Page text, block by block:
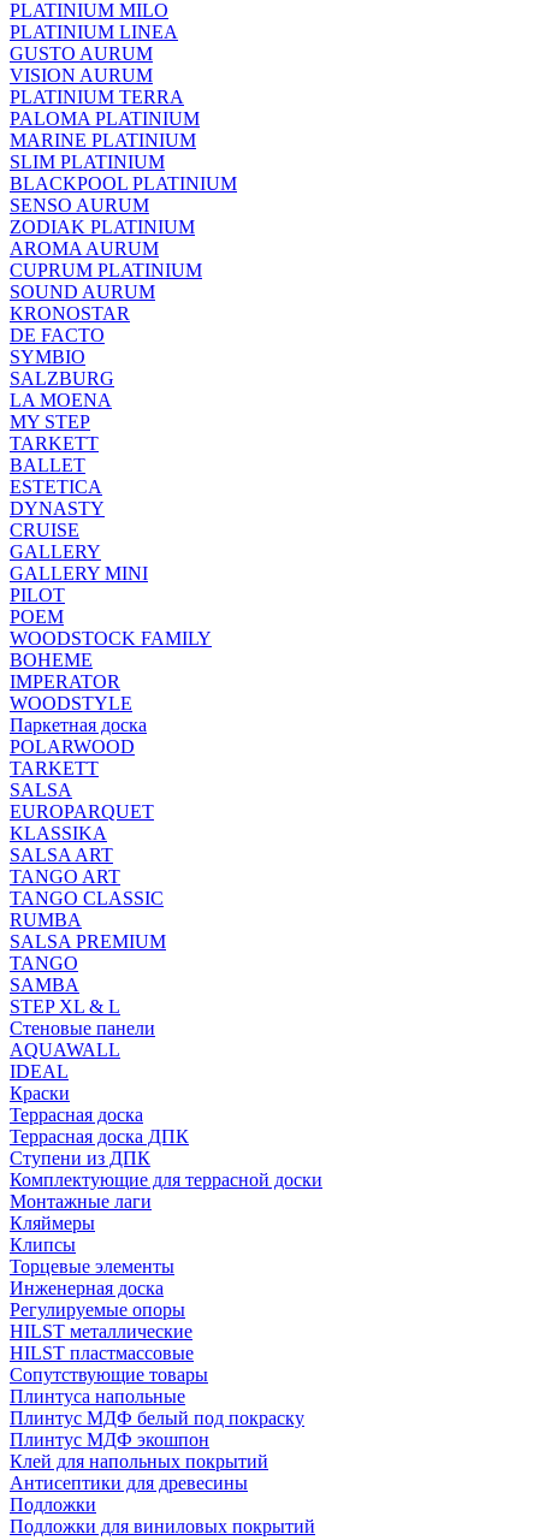
PLATINIUM MILO
PLATINIUM LINEA
GUSTO AURUM
VISION AURUM
PLATINIUM TERRA
PALOMA PLATINIUM
MARINE PLATINIUM
SLIM PLATINIUM
BLACKPOOL PLATINIUM
SENSO AURUM
ZODIAK PLATINIUM
AROMA AURUM
CUPRUM PLATINIUM
SOUND AURUM
KRONOSTAR
DE FACTO
SYMBIO
SALZBURG
LA MOENA
MY STEP
TARKETT
BALLET
ESTETICA
DYNASTY
CRUISE
GALLERY
GALLERY MINI
PILOT
POEM
WOODSTOCK FAMILY
BOHEME
IMPERATOR
WOODSTYLE
Паркетная доска
POLARWOOD
TARKETT
SALSA
EUROPARQUET
KLASSIKA
SALSA ART
TANGO ART
TANGO CLASSIC
RUMBA
SALSA PREMIUM
TANGO
SAMBA
STEP XL & L
Стеновые панели
AQUAWALL
IDEAL
Краски
Террасная доска
Террасная доска ДПК
Ступени из ДПК
Комплектующие для террасной доски
Монтажные лаги
Кляймеры
Клипсы
Торцевые элементы
Инженерная доска
Регулируемые опоры
HILST металлические
HILST пластмассовые
Сопутствующие товары
Плинтуса напольные
Плинтус МДФ белый под покраску
Плинтус МДФ экошпон
Клей для напольных покрытий
Антисептики для древесины
Подложки
Подложки для виниловых покрытий